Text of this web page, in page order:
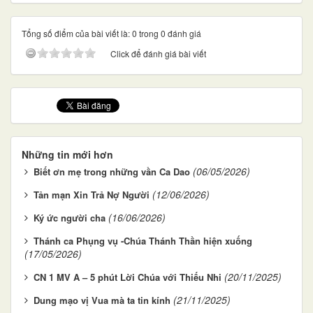
Tổng số điểm của bài viết là: 0 trong 0 đánh giá
Click để đánh giá bài viết
Những tin mới hơn
Biết ơn mẹ trong những vần Ca Dao (06/05/2026)
Tản mạn Xin Trả Nợ Người (12/06/2026)
Ký ức người cha (16/06/2026)
Thánh ca Phụng vụ -Chúa Thánh Thần hiện xuống
(17/05/2026)
CN 1 MV A – 5 phút Lời Chúa với Thiếu Nhi (20/11/2025)
Dung mạo vị Vua mà ta tin kính (21/11/2025)